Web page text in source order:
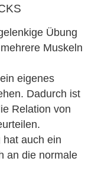
Übung
Muskeln
eigenes
Dadurch ist
Relation von
hat auch ein
an die normale